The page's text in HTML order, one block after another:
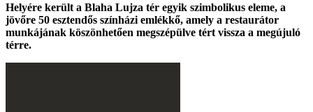
Helyére került a Blaha Lujza tér egyik szimbolikus eleme, a
jövőre 50 esztendős színházi emlékkő, amely a restaurátor
munkájának köszönhetően megszépülve tért vissza a megújuló
térre.